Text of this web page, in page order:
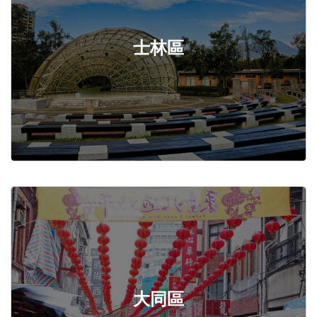
士林區
大同區